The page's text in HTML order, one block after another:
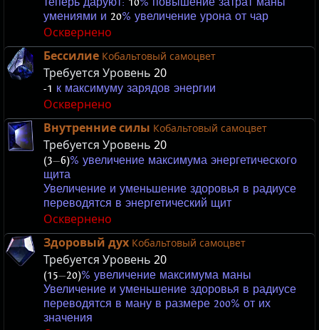
умениями и 20% увеличение урона от чар
Осквернено
Бессилие Кобальтовый самоцвет
Требуется Уровень 20
-1 к максимуму зарядов энергии
Осквернено
Внутренние силы Кобальтовый самоцвет
Требуется Уровень 20
(3—6)% увеличение максимума энергетического
щита
Увеличение и уменьшение здоровья в радиусе
переводятся в энергетический щит
Осквернено
Здоровый дух Кобальтовый самоцвет
Требуется Уровень 20
(15—20)% увеличение максимума маны
Увеличение и уменьшение здоровья в радиусе
переводятся в ману в размере 200% от их
значения